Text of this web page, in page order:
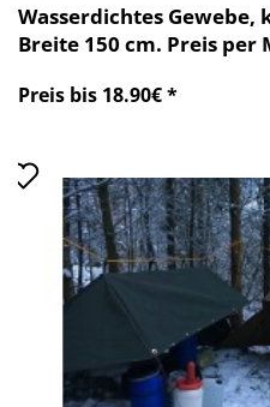
Wasserdichtes Gewebe,
Breite 150 cm. Preis per
Preis bis 18.90€ *